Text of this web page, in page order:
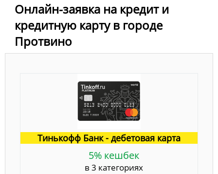
Онлайн-заявка на кредит и
кредитную карту в городе
Протвино
Тинькофф Банк - дебетовая карта
5% кешбек
в 3 категориях